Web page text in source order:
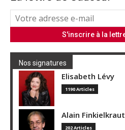
Nos signatures
Elisabeth Lévy
1190 Articles
Alain Finkielkraut
202 Articles